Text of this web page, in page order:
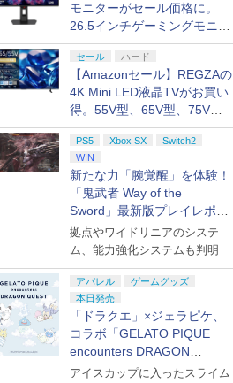
モニターがセール価格に。
26.5インチゲーミングモニタ
ー「ROG Strix OLED
XG27ACDMS」限定モデルも
お買い得
セール ハード
【Amazonセール】REGZAの
4K Mini LED液晶TVがお買い
得。55V型、65V型、75V型
の2026年モデルがラインナ
ップ
PS5 Xbox SX
Switch2
WIN
新たな力「腕覚醒」を体験！
「鬼武者 Way of the
Sword」最新版プレイレポー
ト
拠点やワイドリニアのシステ
ム、能力強化システムも判明
アパレル
ゲームグッズ
本日発売
「ドラクエ」×ジェラピケ、
コラボ「GELATO PIQUE
encounters DRAGON
QUEST」第2弾が本日発売
アイスカップに入ったスライム